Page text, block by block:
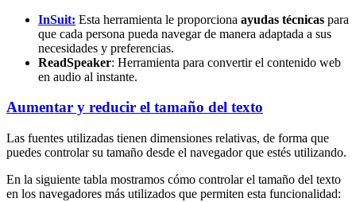
InSuit: Esta herramienta le proporciona ayudas técnicas para
que cada persona pueda navegar de manera adaptada a sus
necesidades y preferencias.
ReadSpeaker: Herramienta para convertir el contenido web
en audio al instante.
Aumentar y reducir el tamaño del texto
Las fuentes utilizadas tienen dimensiones relativas, de forma que
puedes controlar su tamaño desde el navegador que estés utilizando.
En la siguiente tabla mostramos cómo controlar el tamaño del texto
en los navegadores más utilizados que permiten esta funcionalidad: